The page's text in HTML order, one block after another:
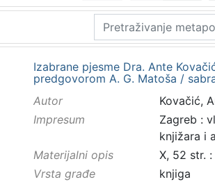
Izabrane pjesme Dra. Ante
predgovorom A. G. Matoša /
Autor
Kovačić,
Impresum
Zagreb :
knjižara i
Materijalni opis
X, 52 str.
Vrsta građe
knjiga